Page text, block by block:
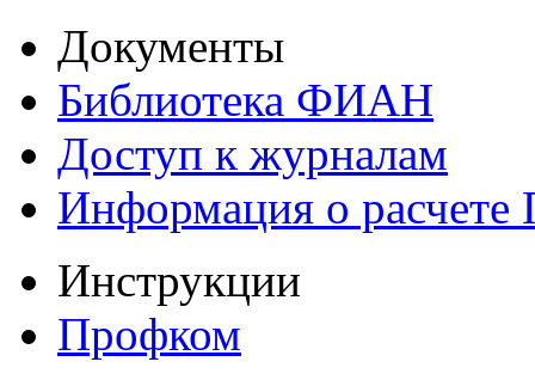
Документы
Библиотека ФИАН
Доступ к журналам
Информация о
Инструкции
Профком